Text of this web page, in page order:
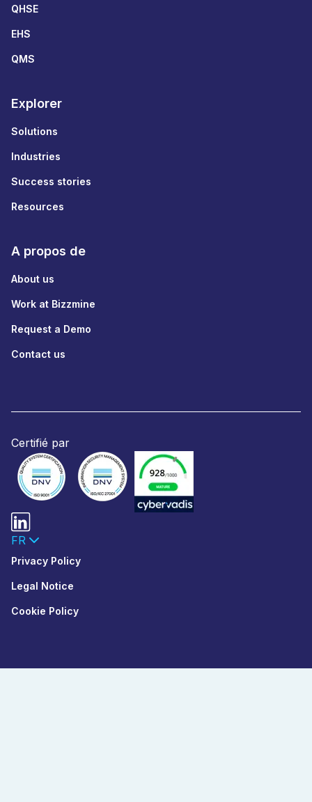
QHSE
EHS
QMS
Explorer
Solutions
Industries
Success stories
Resources
A propos de
About us
Work at Bizzmine
Request a Demo
Contact us
Certifié par
FR
Privacy Policy
Legal Notice
Cookie Policy